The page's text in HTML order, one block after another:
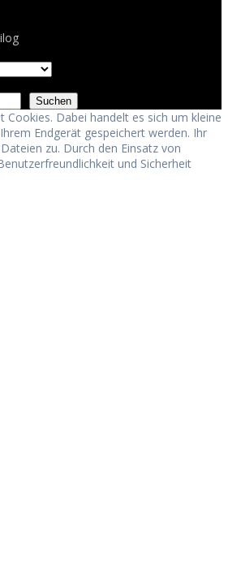
Suchen
Cookies. Dabei handelt es sich um kleine
Endgerät gespeichert werden. Ihr
zu. Durch den Einsatz von
und Sicherheit